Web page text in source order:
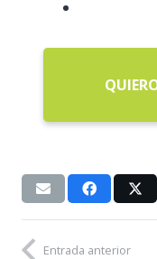
Entrada anterior